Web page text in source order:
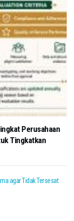
Perusahaan
Tingkatkan